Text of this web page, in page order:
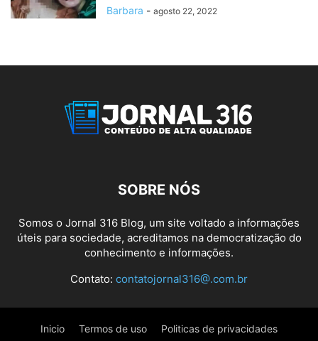
Barbara - agosto 22, 2022
SOBRE NÓS
Somos o Jornal 316 Blog, um site voltado a informações
úteis para sociedade, acreditamos na democratização do
conhecimento e informações.
Contato: contatojornal316@.com.br
Inicio Termos de uso Politicas de privacidades